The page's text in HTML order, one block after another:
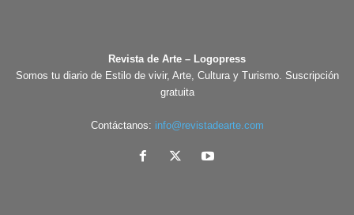
Revista de Arte – Logopress
Somos tu diario de Estilo de vivir, Arte, Cultura y Turismo. Suscripción
gratuita
Contáctanos: info@revistadearte.com